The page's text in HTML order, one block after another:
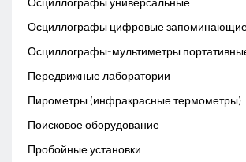
Осциллографы универсальные
Осциллографы цифровые
Осциллографы-мультиметры
Передвижные лаборатории
Пирометры (инфракрасные термометры)
Поисковое оборудование
Пробойные установки